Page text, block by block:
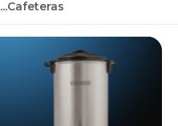
...Cafeteras